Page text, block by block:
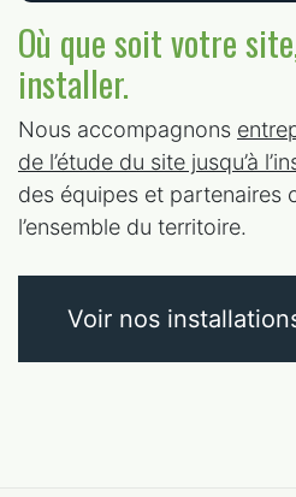
Où que soit votre
installer.
Nous accompagnons
de l’étude du site jusqu’à
des équipes et partenaires
l’ensemble du territoire.
Voir nos